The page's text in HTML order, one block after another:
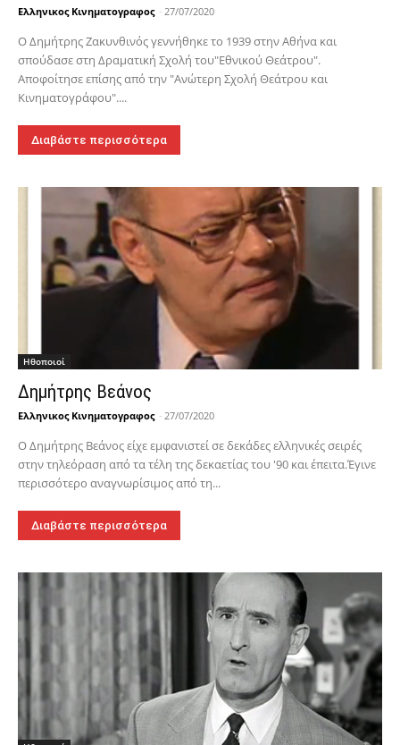
Ελληνικος Κινηματογραφος - 27/07/2020
Ο Δημήτρης Ζακυνθινός γεννήθηκε το 1939 στην Αθήνα και
σπούδασε στη Δραματική Σχολή του"Εθνικού Θεάτρου".
Αποφοίτησε επίσης από την "Ανώτερη Σχολή Θεάτρου και
Κινηματογράφου"....
Διαβάστε περισσότερα
Hθοποιοί
Δημήτρης Βεάνος
Ελληνικος Κινηματογραφος - 27/07/2020
Ο Δημήτρης Βεάνος είχε εμφανιστεί σε δεκάδες ελληνικές σειρές
στην τηλεόραση από τα τέλη της δεκαετίας του '90 και έπειτα.Έγινε
περισσότερο αναγνωρίσιμος από τη...
Διαβάστε περισσότερα